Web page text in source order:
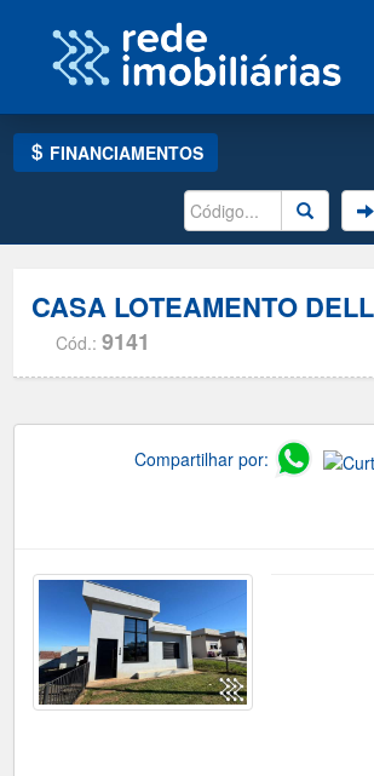
FINANCIAMENTOS
CASA LOTEAMENTO
Cód.:9141
Compartilhar por: